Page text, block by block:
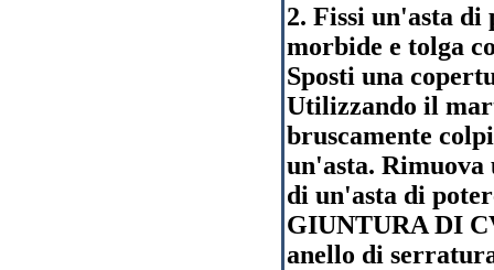
2. Fissi un'asta di
morbide e tolga
Sposti una
Utilizzando il
bruscamente
un'asta.
di un'asta di
GIUNTURA DI
anello di